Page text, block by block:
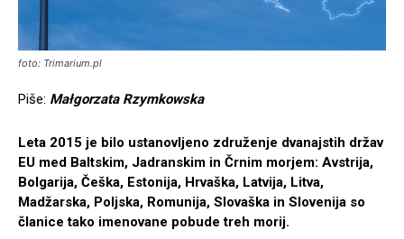
foto: Trimarium.pl
Piše: Małgorzata Rzymkowska
Leta 2015 je bilo ustanovljeno združenje dvanajstih držav
EU med Baltskim, Jadranskim in Črnim morjem: Avstrija,
Bolgarija, Češka, Estonija, Hrvaška, Latvija, Litva,
Madžarska, Poljska, Romunija, Slovaška in Slovenija so
članice tako imenovane pobude treh morij.